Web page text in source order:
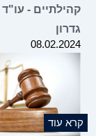
קהילתיים -
גדרון
08.02.2024
קרא עוד